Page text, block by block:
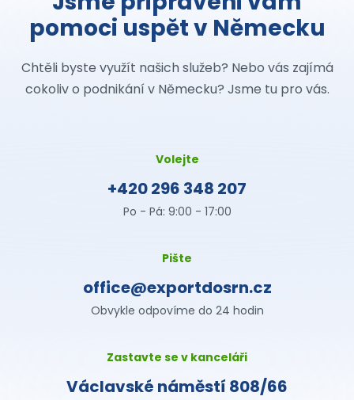
pomoci uspět v Německu
Chtěli byste využít našich služeb? Nebo vás zajímá
cokoliv o podnikání v Německu? Jsme tu pro vás.
Volejte
+420 296 348 207
Po - Pá: 9:00 - 17:00
Pište
office@exportdosrn.cz
Obvykle odpovíme do 24 hodin
Zastavte se v kanceláři
Václavské náměstí 808/66